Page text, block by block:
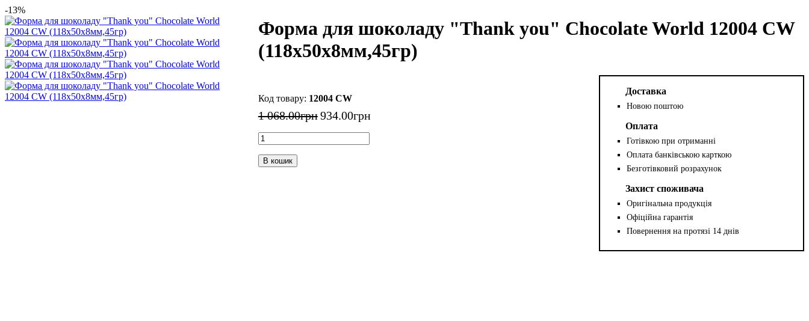
-13%
Форма для шоколаду "Thank you" Chocolate World 12004 CW
(118x50x8мм,45гр)
12004 CW
1 068.00грн934.00грн
В кошик
Доставка
Новою поштою
Оплата
Готівкою при отриманні
Оплата банківською карткою
Безготівковий розрахунок
Захист споживача
Оригінальна продукція
Офіційна гарантія
Повернення на протязі 14 днів